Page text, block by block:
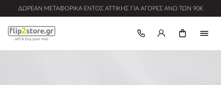
ΔΩΡΕΆΝ ΜΕΤΑΦΟΡΙΚΆ ΕΝΤΌΣ ΑΤΤΙΚΉΣ ΓΙΑ ΑΓΟΡΈΣ ΆΝΩ ΤΩΝ 90€